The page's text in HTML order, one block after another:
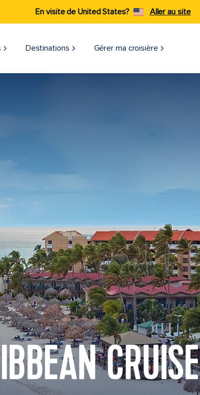
En visite de United States? Aller au site
Destinations Gérer ma croisière
CRUISE